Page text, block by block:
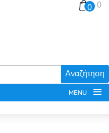
Αναζήτηση
0 0
MENU